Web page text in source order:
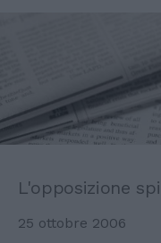
L'opposizione
25 ottobre 2006